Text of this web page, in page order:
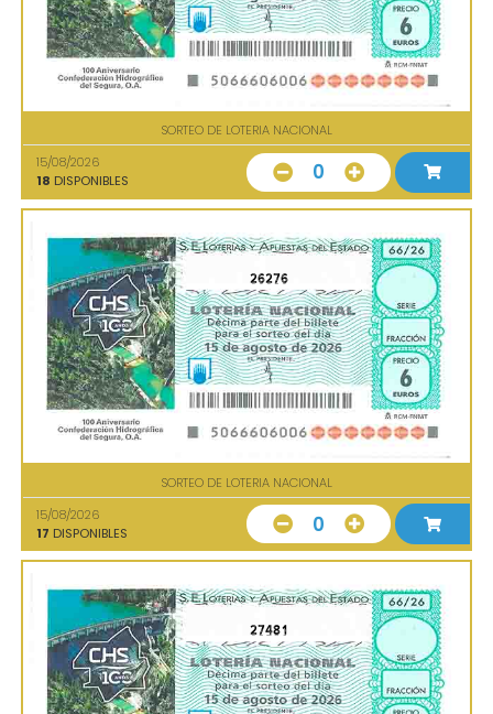
SORTEO DE LOTERIA NACIONAL
15/08/2026
18 DISPONIBLES 0
26276
SORTEO DE LOTERIA NACIONAL
15/08/2026
17 DISPONIBLES 0
27481